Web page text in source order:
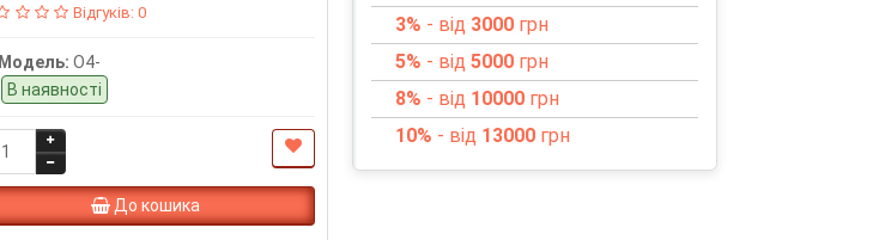
Відгуків: 0
Модель: О4-
В наявності
До кошика
3% - від 3000грн
5% - від 5000грн
8% - від 10000грн
10% - від 13000грн